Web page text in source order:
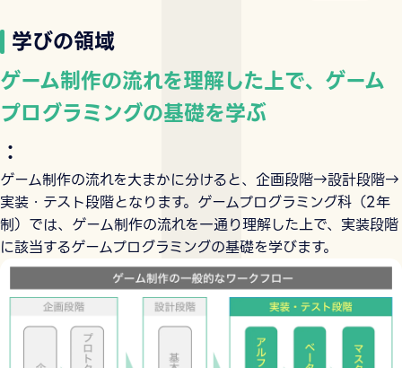
学びの領域
：
ゲーム制作の流れを理解した上で、ゲーム
プログラミングの基礎を学ぶ
ゲーム制作の流れを大まかに分けると、企画段階→設計段階→
実装・テスト段階となります。ゲームプログラミング科（2年
制）では、ゲーム制作の流れを一通り理解した上で、実装段階
に該当するゲームプログラミングの基礎を学びます。